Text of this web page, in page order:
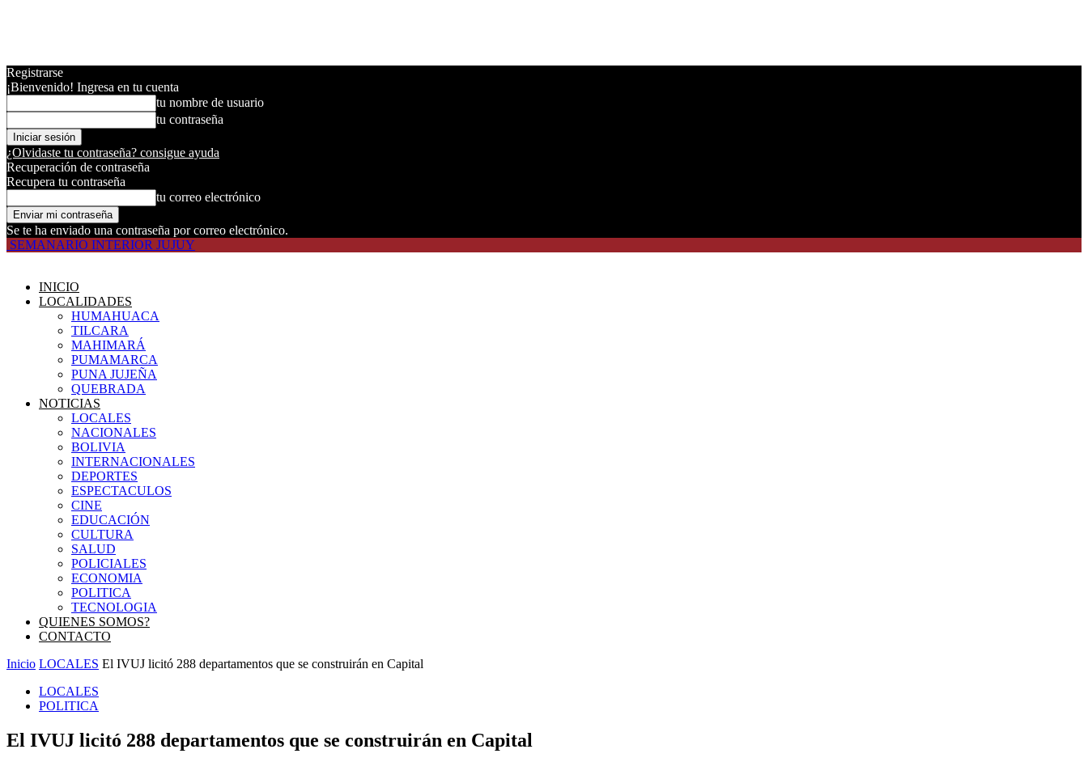
Registrarse
¡Bienvenido! Ingresa en tu cuenta
tu nombre de usuario
tu contraseña
¿Olvidaste tu contraseña? consigue ayuda
Recuperación de contraseña
Recupera tu contraseña
tu correo electrónico
Se te ha enviado una contraseña por correo electrónico.
SEMANARIO INTERIOR JUJUY
INICIO
LOCALIDADES
HUMAHUACA
TILCARA
MAHIMARÁ
PUMAMARCA
PUNA JUJEÑA
QUEBRADA
NOTICIAS
LOCALES
NACIONALES
BOLIVIA
INTERNACIONALES
DEPORTES
ESPECTACULOS
CINE
EDUCACIÓN
CULTURA
SALUD
POLICIALES
ECONOMIA
POLITICA
TECNOLOGIA
QUIENES SOMOS?
CONTACTO
Inicio LOCALES El IVUJ licitó 288 departamentos que se construirán en Capital
LOCALES
POLITICA
El IVUJ licitó 288 departamentos que se construirán en Capital